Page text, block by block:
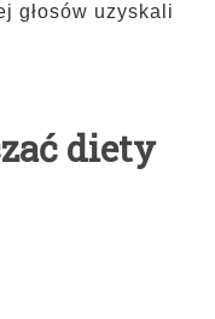
głosów uzyskali
diety